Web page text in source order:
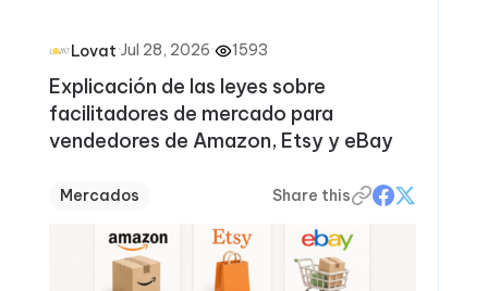
Lovat·Jul 28, 2026· 1593
Explicación de las leyes sobre
facilitadores de mercado para
vendedores de Amazon, Etsy y eBay
Mercados Share this